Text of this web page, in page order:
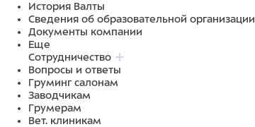
История Валты
Сведения об образовательной организации
Документы компании
Еще
Сотрудничество
Вопросы и ответы
Груминг салонам
Заводчикам
Грумерам
Вет. клиникам